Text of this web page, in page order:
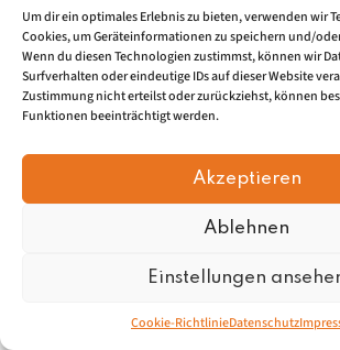
Um dir ein optimales Erlebnis zu bieten, verwenden wir
Cookies, um Geräteinformationen zu speichern und/
Wenn du diesen Technologien zustimmst, können wir
Surfverhalten oder eindeutige IDs auf dieser Website
Zustimmung nicht erteilst oder zurückziehst, können
Funktionen beeinträchtigt werden.
Akzeptieren
Ablehnen
Einstellungen
Cookie-RichtlinieDatenschutz